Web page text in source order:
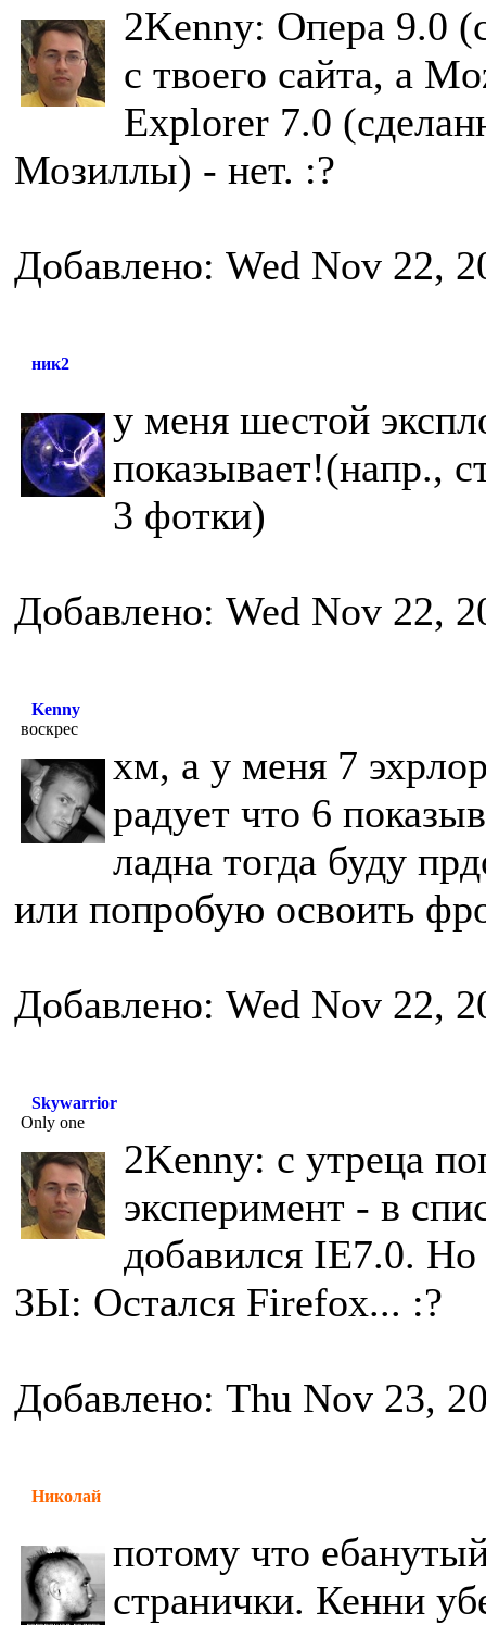
2Kenny: Опера 9.0
с твоего сайта, а
Explorer 7.0
Мозиллы) - нет. :?
Добавлено: Wed Nov 22,
ник2
у меня шестой
показывает!(напр.,
3 фотки)
Добавлено: Wed Nov 22,
Kenny
воскрес
хм, а у меня 7
радует что 6
ладна тогда буду
или попробую освоить
Добавлено: Wed Nov 22,
Skywarrior
Only one
2Kenny: с утреца
эксперимент - в
добавился IE7.0.
ЗЫ: Остался Firefox... :?
Добавлено: Thu Nov 23,
Николай
потому что
странички. Кенни